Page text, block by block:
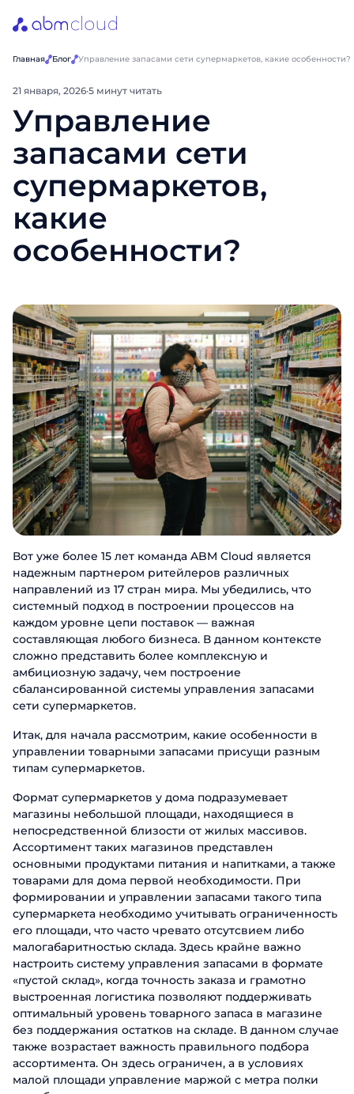
Главная Блог Управление запасами сети супермаркетов, какие особенности?
21 января, 2026·5 минут читать
Управление
запасами сети
супермаркетов,
какие
особенности?
Вот уже более 15 лет команда ABM Cloud является
надежным партнером ритейлеров различных
направлений из 17 стран мира. Мы убедились, что
системный подход в построении процессов на
каждом уровне цепи поставок — важная
составляющая любого бизнеса. В данном контексте
сложно представить более комплексную и
амбициозную задачу, чем построение
сбалансированной системы управления запасами
сети супермаркетов.
Итак, для начала рассмотрим, какие особенности в
управлении товарными запасами присущи разным
типам супермаркетов.
Формат супермаркетов у дома подразумевает
магазины небольшой площади, находящиеся в
непосредственной близости от жилых массивов.
Ассортимент таких магазинов представлен
основными продуктами питания и напитками, а также
товарами для дома первой необходимости. При
формировании и управлении запасами такого типа
супермаркета необходимо учитывать ограниченность
его площади, что часто чревато отсутсвием либо
малогабаритностью склада. Здесь крайне важно
настроить систему управления запасами в формате
«пустой склад», когда точность заказа и грамотно
выстроенная логистика позволяют поддерживать
оптимальный уровень товарного запаса в магазине
без поддержания остатков на складе. В данном случае
также возрастает важность правильного подбора
ассортимента. Он здесь ограничен, а в условиях
малой площади управление маржой с метра полки